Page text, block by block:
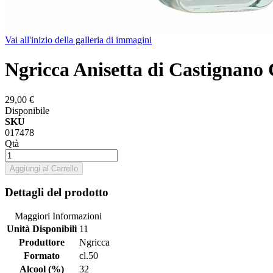
Vai all'inizio della galleria di immagini
Ngricca Anisetta di
29,00 €
Disponibile
SKU
017478
Qtà
Aggiungi al Carrello
Dettagli del prodotto
Maggiori Informazioni
Unità Disponibili 11
Produttore
Ngricca
Formato
cl.50
Alcool (%)
32